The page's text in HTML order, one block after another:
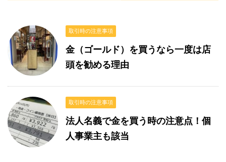
取引時の注意事項
金（ゴールド）を買うなら一度は店
頭を勧める理由
取引時の注意事項
法人名義で金を買う時の注意点！個
人事業主も該当